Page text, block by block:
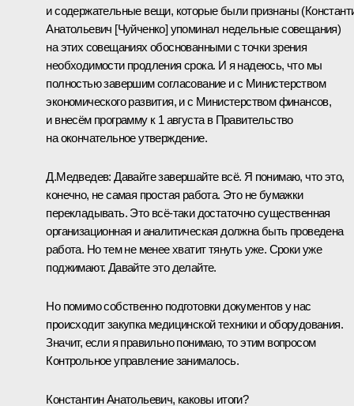
и содержательные вещи, которые были признаны
Анатольевич [Чуйченко] упоминал недельные совещания)
на этих совещаниях обоснованными с точки зрения
необходимости продления срока. И я надеюсь, что мы
полностью завершим согласование и с Министерством
экономического развития, и с Министерством финансов,
и внесём программу к 1 августа в Правительство
на окончательное утверждение.
Д.Медведев: Давайте завершайте всё. Я понимаю, что это,
конечно, не самая простая работа. Это не бумажки
перекладывать. Это всё‑таки достаточно существенная
организационная и аналитическая должна быть проведена
работа. Но тем не менее хватит тянуть уже. Сроки уже
поджимают. Давайте это делайте.
Но помимо собственно подготовки документов у нас
происходит закупка медицинской техники и оборудования.
Значит, если я правильно понимаю, то этим вопросом
Контрольное управление занималось.
Константин Анатольевич, каковы итоги?